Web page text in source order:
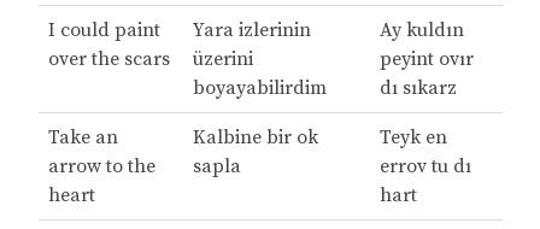
I could paint
over the scars
Yara izlerinin
üzerini
boyayabilirdim
Ay kuldın
peyint ovır
dı sıkarz
Take an
arrow to the
heart
Kalbine bir ok
sapla
Teyk en
errov tu dı
hart